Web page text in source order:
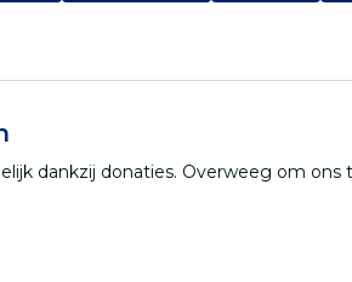
dankzij donaties. Overweeg om